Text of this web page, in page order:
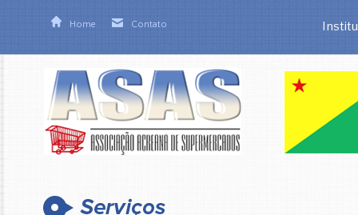
Home Contato